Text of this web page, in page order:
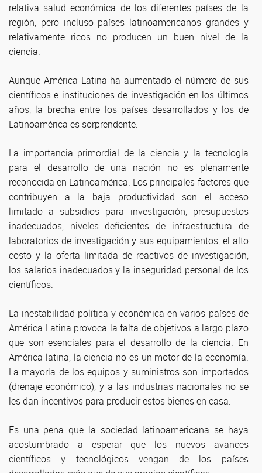
relativa salud económica de los diferentes países de la
región, pero incluso países latinoamericanos grandes y
relativamente ricos no producen un buen nivel de la
ciencia.
Aunque América Latina ha aumentado el número de sus
científicos e instituciones de investigación en los últimos
años, la brecha entre los países desarrollados y los de
Latinoamérica es sorprendente.
La importancia primordial de la ciencia y la tecnología
para el desarrollo de una nación no es plenamente
reconocida en Latinoamérica. Los principales factores que
contribuyen a la baja productividad son el acceso
limitado a subsidios para investigación, presupuestos
inadecuados, niveles deficientes de infraestructura de
laboratorios de investigación y sus equipamientos, el alto
costo y la oferta limitada de reactivos de investigación,
los salarios inadecuados y la inseguridad personal de los
científicos.
La inestabilidad política y económica en varios países de
América Latina provoca la falta de objetivos a largo plazo
que son esenciales para el desarrollo de la ciencia. En
América latina, la ciencia no es un motor de la economía.
La mayoría de los equipos y suministros son importados
(drenaje económico), y a las industrias nacionales no se
les dan incentivos para producir estos bienes en casa.
Es una pena que la sociedad latinoamericana se haya
acostumbrado a esperar que los nuevos avances
científicos y tecnológicos vengan de los países